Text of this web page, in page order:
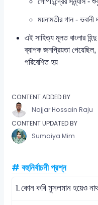
ময়নামতীর গান- ভবানী
এই সাহিত্য মূলত বাংলার
ব্যাপক জনপ্রিয়তা
পরিবেশিত হয়
CONTENT ADDED BY
Najjar Hossain Raju
CONTENT UPDATED BY
Sumaiya Mim
# বহুনির্বাচনী প্রশ্ন
1.কোন কবি মুসলমান হয়েও